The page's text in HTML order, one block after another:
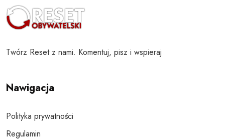
Twórz Reset z nami. Komentuj, pisz i wspieraj
Nawigacja
Polityka prywatności
Regulamin